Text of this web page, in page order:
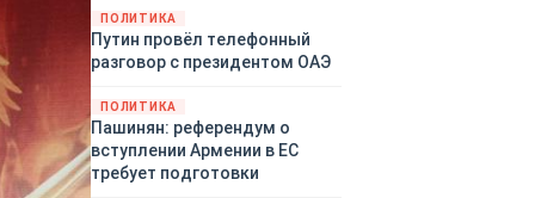
территориями Белгородской,
Брянской, Воронежской,
Курской, Липецкой,
Ростовской, Рязанской,
Самарской, Саратовской,
Тамбовской, Тульской
областей, Краснодарского
ПОЛИТИКА
Путин провёл телефонный
разговор с президентом ОАЭ
ПОЛИТИКА
Пашинян: референдум о
вступлении Армении в ЕС
требует подготовки